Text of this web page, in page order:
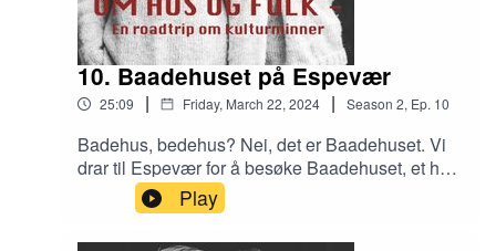
10. Baadehuset på Espevær
25:09 | Friday, March 22, 2024 | Season 2, Ep. 10
Badehus, bedehus? Nei, det er Baadehuset. Vi
drar til Espevær for å besøke Baadehuset, et hus
oppkalt etter mannen som en gang bodde der:
Baade. Vi snakker med to av de frivillige som
jobber for å ivareta huset og historien bak.
Play